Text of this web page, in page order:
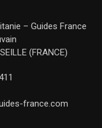
– Guides France
(FRANCE)
france.com